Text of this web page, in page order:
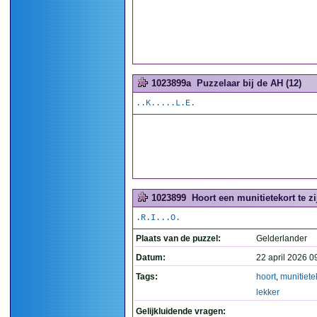
1023899a Puzzelaar bij de AH (12)
..K.....L.E.
1023899 Hoort een munitietekort te
.R.I...O.
Plaats van de puzzel:
Gelderlander
Datum:
22 april 2026
Tags:
hoort,
lekker
Gelijkluidende vragen: